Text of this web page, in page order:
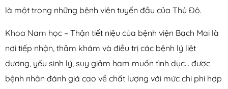
là một trong những bệnh viện tuyến đầu của Thủ Đô.
Khoa Nam học – Thận tiết niệu của bệnh viện Bạch Mai là
nơi tiếp nhận, thăm khám và điều trị các bệnh lý liệt
dương, yếu sinh lý, suy giảm ham muốn tình dục… được
bệnh nhân đánh giá cao về chất lượng với mức chi phí hợp